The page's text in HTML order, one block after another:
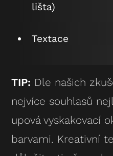
lišta)
Textace
TIP: Dle našich
nejvíce souhlasů
upová vyskakovací
barvami. Kreativní